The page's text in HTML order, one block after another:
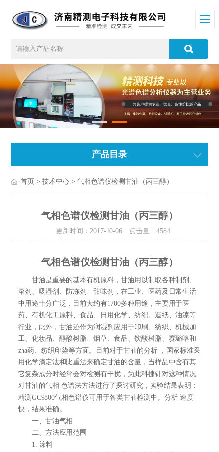
产品目录
首页 >技术中心 > 气相色谱仪检测甘油（丙三醇）
气相色谱仪检测甘油（丙三醇）
更新时间：2017-10-06 点击量： 4584
气相色谱仪检测甘油（丙三醇）
甘油是重要的基本有机原料，甘油用以制取各种制剂、
溶剂、吸湿剂、防冻剂、甜味剂，在工业、医药及日常生活
中用途十分广泛，目前大约有1700多种用途，主要用于医
药、有机化工原料、食品、日用化学、纺织、造纸、油漆等
行业，此外，甘油还作为润湿剂应用于印刷、纺织、机械加
工、化妆品、醇酸树脂、烟草、食品、饮酸树脂、赛璐咯和
zha药、纺织印染等方面。目前对于甘油的分析 ，国家标准采
用化学滴定法和比重法来确定甘油的含量，当样品中含有其
它复杂成分时经常会对检测有干扰，为此科捷针对这种情况
对甘油的气相 色谱法方法进行了探讨研究，实验结果表明：
精测GC9800气相色谱仪可用于各类甘油检测中。分析 速度
快，结果准确。
一、甘油气相
二、方法应用范围
1. 涂料